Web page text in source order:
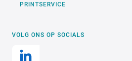
PRINTSERVICE
VOLG ONS OP SOCIALS